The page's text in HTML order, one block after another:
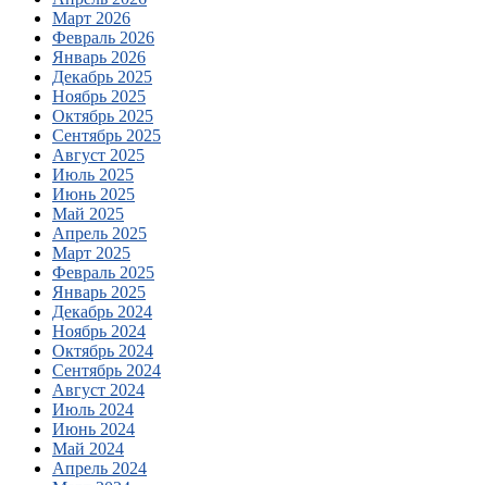
Март 2026
Февраль 2026
Январь 2026
Декабрь 2025
Ноябрь 2025
Октябрь 2025
Сентябрь 2025
Август 2025
Июль 2025
Июнь 2025
Май 2025
Апрель 2025
Март 2025
Февраль 2025
Январь 2025
Декабрь 2024
Ноябрь 2024
Октябрь 2024
Сентябрь 2024
Август 2024
Июль 2024
Июнь 2024
Май 2024
Апрель 2024